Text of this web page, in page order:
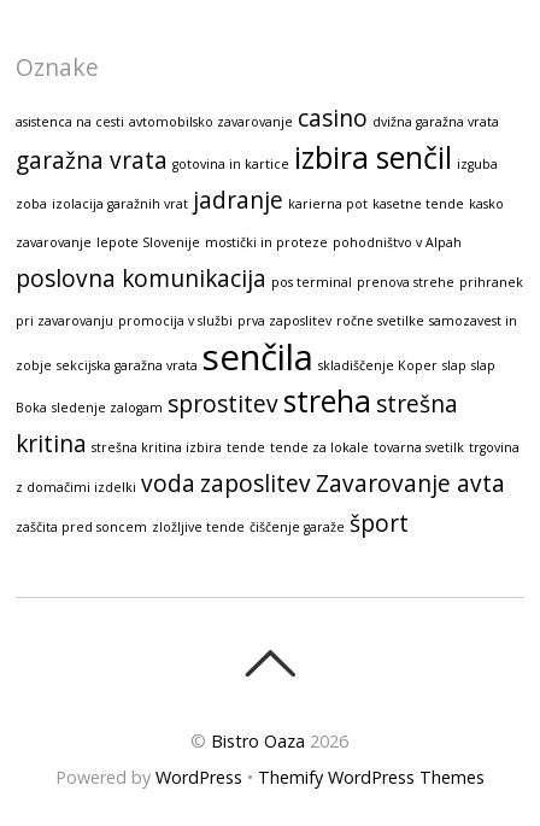
Oznake
asistenca na cesti avtomobilsko zavarovanje casino dvižna garažna vrata
garažna vrata gotovina in kartice izbira senčil izguba
zoba izolacija garažnih vrat jadranje karierna pot kasetne tende kasko
zavarovanje lepote Slovenije mostički in proteze pohodništvo v Alpah
poslovna komunikacija pos terminal prenova strehe prihranek
pri zavarovanju promocija v službi prva zaposlitev ročne svetilke samozavest in
zobje sekcijska garažna vrata senčila skladiščenje Koper slap slap
Boka sledenje zalogam sprostitevstreha strešna
kritina strešna kritina izbira tende tende za lokale tovarna svetilk trgovina
z domačimi izdelki voda zaposlitevZavarovanje avta
zaščita pred soncem zložljive tende čiščenje garaže šport
© Bistro Oaza 2026
Powered by WordPress • Themify WordPress Themes